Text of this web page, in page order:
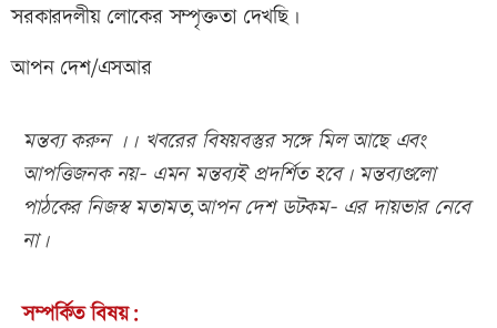
সরকারদলীয় লোকের সম্পৃক্ততা দেখছি।
আপন দেশ/এসআর
মন্তব্য করুন ।। খবরের বিষয়বস্তুর সঙ্গে মিল আছে এবং
আপত্তিজনক নয়- এমন মন্তব্যই প্রদর্শিত হবে। মন্তব্যগুলো
পাঠকের নিজস্ব মতামত,আপন দেশ ডটকম- এর দায়ভার নেবে
না।
সম্পর্কিত বিষয়: